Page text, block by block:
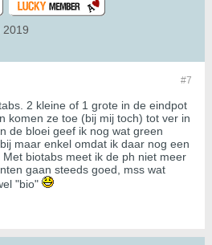
2019
#7
2 kleine of 1 grote in de eindpot
komen ze toe (bij mij toch) tot ver in
de bloei geef ik nog wat green
maar enkel omdat ik daar nog een
biotabs meet ik de ph niet meer
gaan steeds goed, mss wat
"bio"